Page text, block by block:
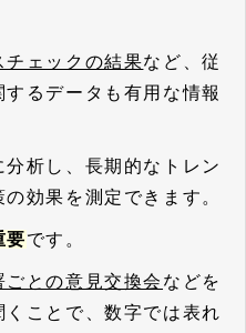
チェックの結果など、従
るデータも有用な情報
析し、長期的なトレン
効果を測定できます。
要です。
ごとの意見交換会 などを
ことで、数字では表れ